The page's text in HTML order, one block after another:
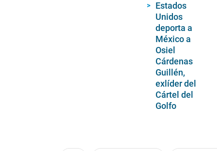
Estados
Unidos
deporta a
México a
Osiel
Cárdenas
Guillén,
exlíder del
Cártel del
Golfo